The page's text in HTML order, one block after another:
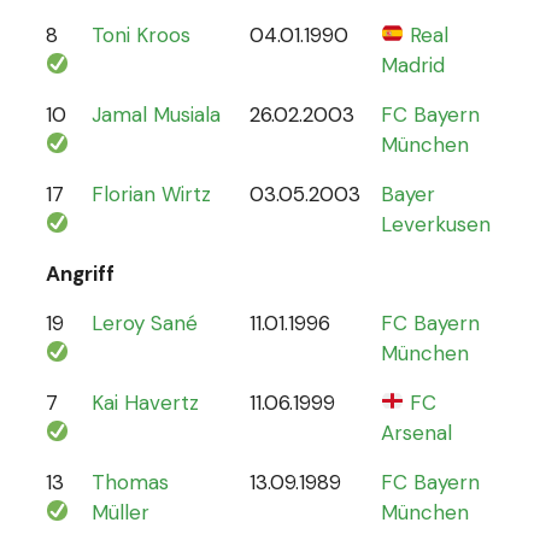
8 Toni Kroos 04.01.1990
Real
Madrid
10 Jamal Musiala 26.02.2003
FC Bayern
München
17 Florian Wirtz 03.05.2003
Bayer
Leverkusen
Angriff
19
Leroy Sané 11.01.1996
FC Bayern
München
7 Kai Havertz 11.06.1999
FC
Arsenal
13
Thomas
Müller
13.09.1989
FC Bayern
München